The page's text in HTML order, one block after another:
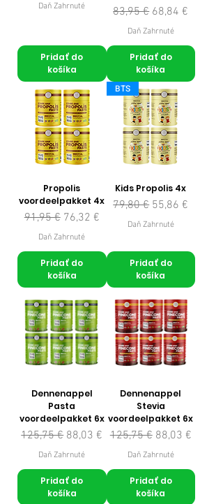
Daň Zahrnuté
Pridať do
košíka
Normálna cena
83,95 € Zľavnená cena
68,84 €
Daň Zahrnuté
Pridať do
košíka
Propolis
voordeelpakket 4x
Normálna cena
91,95 € Zľavnená cena
76,32 €
Daň Zahrnuté
Pridať do
košíka
BTS
Kids Propolis 4x
Normálna cena
79,80 € Zľavnená cena
55,86 €
Daň Zahrnuté
Pridať do
košíka
Dennenappel
Pasta
voordeelpakket 6x
Normálna cena
125,75 € Zľavnená cena
88,03 €
Daň Zahrnuté
Pridať do
košíka
Dennenappel
Stevia
voordeelpakket 6x
Normálna cena
125,75 € Zľavnená cena
88,03 €
Daň Zahrnuté
Pridať do
košíka